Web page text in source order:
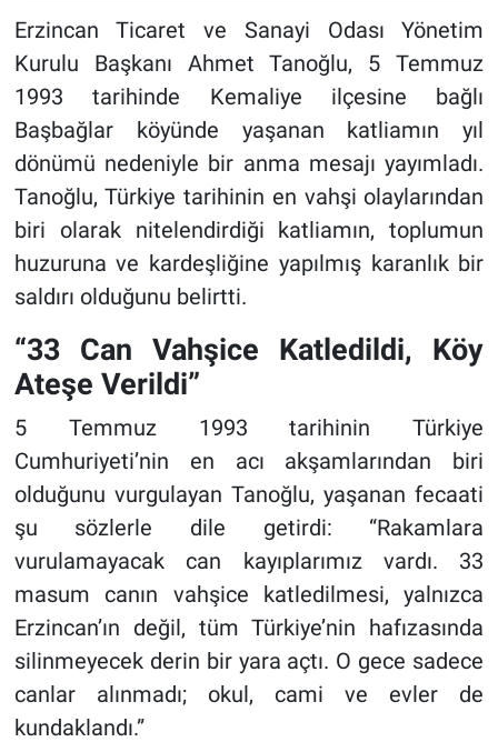
Erzincan Ticaret ve Sanayi Odası Yönetim
Kurulu Başkanı Ahmet Tanoğlu, 5 Temmuz
1993 tarihinde Kemaliye ilçesine bağlı
Başbağlar köyünde yaşanan katliamın yıl
dönümü nedeniyle bir anma mesajı yayımladı.
Tanoğlu, Türkiye tarihinin en vahşi olaylarından
biri olarak nitelendirdiği katliamın, toplumun
huzuruna ve kardeşliğine yapılmış karanlık bir
saldırı olduğunu belirtti.
“33 Can Vahşice Katledildi, Köy
Ateşe Verildi”
5 Temmuz 1993 tarihinin Türkiye
Cumhuriyeti’nin en acı akşamlarından biri
olduğunu vurgulayan Tanoğlu, yaşanan fecaati
şu sözlerle dile getirdi: “Rakamlara
vurulamayacak can kayıplarımız vardı. 33
masum canın vahşice katledilmesi, yalnızca
Erzincan’ın değil, tüm Türkiye’nin hafızasında
silinmeyecek derin bir yara açtı. O gece sadece
canlar alınmadı; okul, cami ve evler de
kundaklandı.”